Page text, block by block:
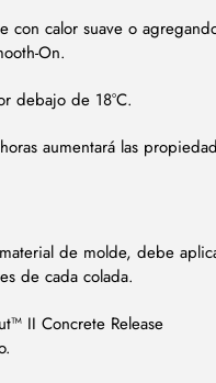
con calor suave o
On.
debajo de 18°C.
aumentará las
de molde, debe
de cada colada.
II Concrete Release